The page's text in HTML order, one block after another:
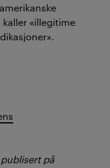
«illegitime
på